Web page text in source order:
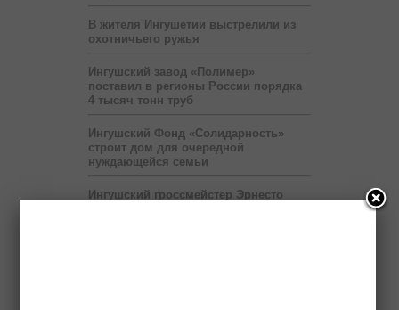
В жителя Ингушетии выстрелили из
охотничьего ружья
Ингушский завод «Полимер»
поставил в регионы России порядка
4 тысяч тонн труб
Ингушский Фонд «Солидарность»
строит дом для очередной
нуждающейся семьи
Ингушский гроссмейстер Эрнесто